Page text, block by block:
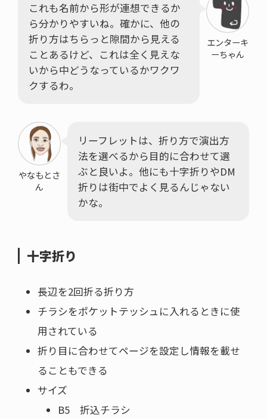
これも名前から形が連想できるか
ら分かりやすいね。確かに、他の
折り方はちらっと隙間から見える
ことあるけど、これは全く見えな
いから中どうなっているかワクワ
クするわ。
エンターキ
ーちゃん
やなもとさ
ん
リーフレットは、折り方で演出方
法を選べるから目的に合わせて選
ぶと良いよ。他にも十字折りやDM
折りは街中でよく見るんじゃない
かな。
十字折り
長辺を2回折る折り方
チラシをポケットテッシュに入れるときに使
用されている
折り目に合わせてページを設定し情報を載せ
ることもできる
サイズ
B5 折込チラシ